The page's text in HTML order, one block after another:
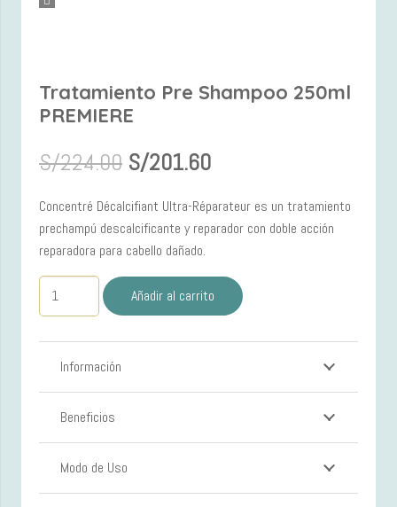
Tratamiento Pre Shampoo 250ml
PREMIERE
S/224.00 S/201.60
Concentré Décalcifiant Ultra-Réparateur es un tratamiento
prechampú descalcificante y reparador con doble acción
reparadora para cabello dañado.
Tratamiento
Pre
PREMIERE
cantidad
Añadir al carrito
Información
Beneficios
Modo de Uso